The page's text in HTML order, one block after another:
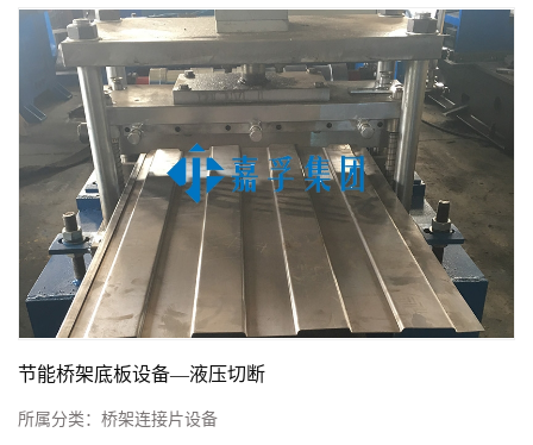
节能桥架底板设备—液压切断
所属分类： 桥架连接片设备